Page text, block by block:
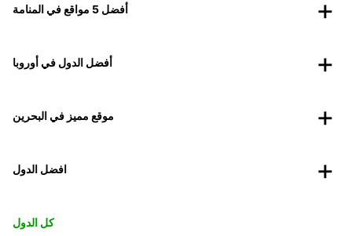
أفضل 5 مواقع في المنامة
أفضل الدول في أوروبا
موقع مميز في البحرين
افضل الدول
كل الدول